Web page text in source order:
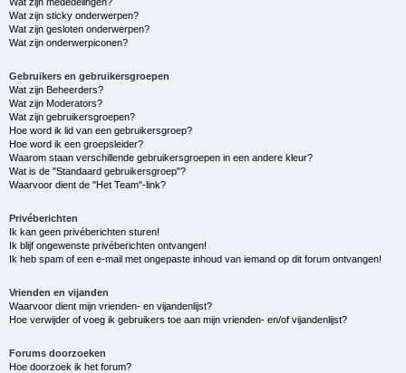
Wat zijn sticky onderwerpen?
Wat zijn gesloten onderwerpen?
Wat zijn onderwerpiconen?
Gebruikers en gebruikersgroepen
Wat zijn Beheerders?
Wat zijn Moderators?
Wat zijn gebruikersgroepen?
Hoe word ik lid van een gebruikersgroep?
Hoe word ik een groepsleider?
Waarom staan verschillende gebruikersgroepen in een andere kleur?
Wat is de "Standaard gebruikersgroep"?
Waarvoor dient de "Het Team"-link?
Privéberichten
Ik kan geen privéberichten sturen!
Ik blijf ongewenste privéberichten ontvangen!
Ik heb spam of een e-mail met ongepaste inhoud van iemand op dit forum ontvangen!
Vrienden en vijanden
Waarvoor dient mijn vrienden- en vijandenlijst?
Hoe verwijder of voeg ik gebruikers toe aan mijn vrienden- en/of vijandenlijst?
Forums doorzoeken
Hoe doorzoek ik het forum?